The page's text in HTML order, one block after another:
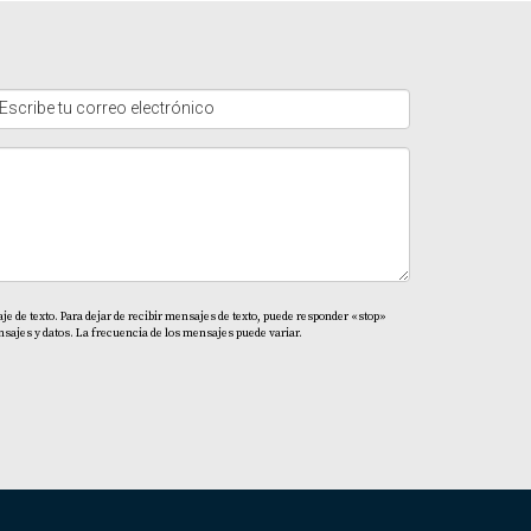
de oportunidades. Con su
un futuro financiero sólido mientras
cada día cuenta cuando se trata de
texto. Para dejar de recibir mensajes de texto, puede responder «stop»
y datos. La frecuencia de los mensajes puede variar.